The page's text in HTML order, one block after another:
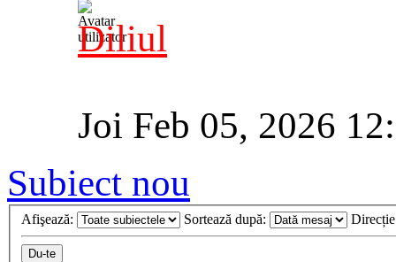
Diliul
Joi Feb 05, 2026
Subiect nou
Afişează: Sortează după: